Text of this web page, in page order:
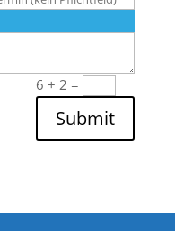
6 + 2 =
Submit